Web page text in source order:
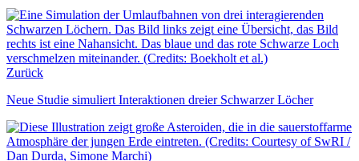
Zurück
Neue Studie simuliert Interaktionen dreier Schwarzer Löcher